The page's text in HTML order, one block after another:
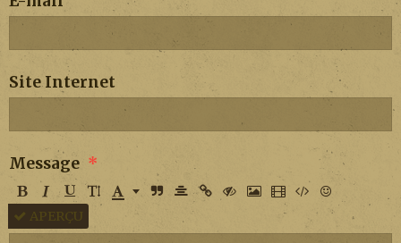
Site Internet
Message
APERÇU